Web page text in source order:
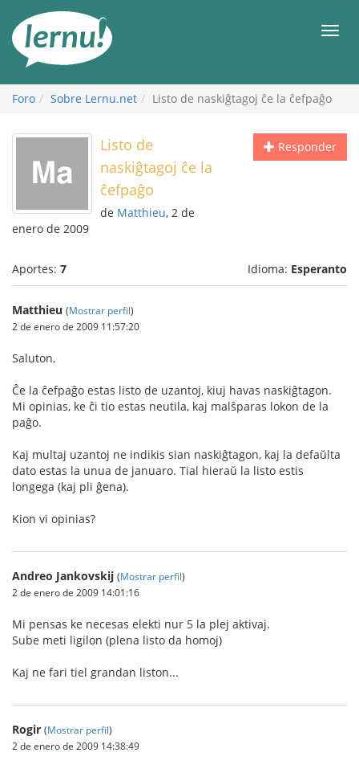
Foro Sobre Lernu.net Listo de naskiĝtagoj ĉe la ĉefpaĝo
Responder
Listo de
naskiĝtagoj ĉe la
ĉefpaĝo
de Matthieu, 2 de
enero de 2009
Aportes: 7 Idioma: Esperanto
Matthieu (Mostrar perfil)
2 de enero de 2009 11:57:20
Saluton,
Ĉe la ĉefpaĝo estas listo de uzantoj, kiuj havas naskiĝtagon.
Mi opinias, ke ĉi tio estas neutila, kaj malŝparas lokon de la
paĝo.
Kaj multaj uzantoj ne indikis sian naskiĝtagon, kaj la defaŭlta
dato estas la unua de januaro. Tial hieraŭ la listo estis
longega (kaj pli ĝena).
Kion vi opinias?
Andreo Jankovskij (Mostrar perfil)
2 de enero de 2009 14:01:16
Mi pensas ke necesas elekti nur 5 la plej aktivaj.
Sube meti ligilon (plena listo da homoj)
Kaj ne fari tiel grandan liston...
Rogir (Mostrar perfil)
2 de enero de 2009 14:38:49